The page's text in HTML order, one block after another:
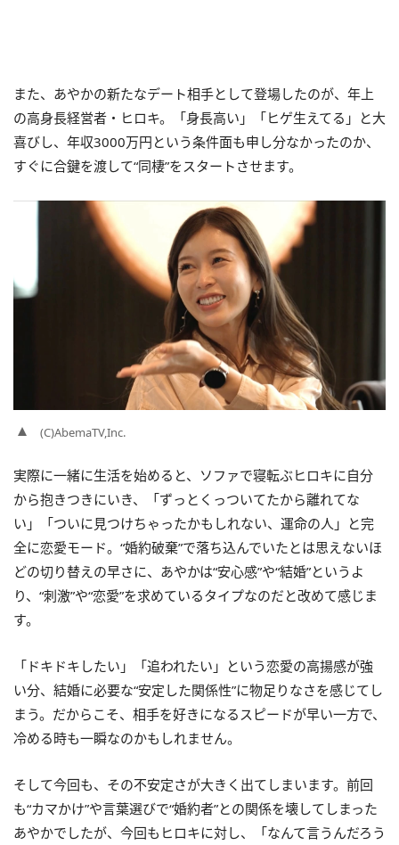
また、あやかの新たなデート相手として登場したのが、年上
の高身長経営者・ヒロキ。「身長高い」「ヒゲ生えてる」と大
喜びし、年収3000万円という条件面も申し分なかったのか、
すぐに合鍵を渡して“同棲”をスタートさせます。
(C)AbemaTV,Inc.
実際に一緒に生活を始めると、ソファで寝転ぶヒロキに自分
から抱きつきにいき、「ずっとくっついてたから離れてな
い」「ついに見つけちゃったかもしれない、運命の人」と完
全に恋愛モード。“婚約破棄”で落ち込んでいたとは思えないほ
どの切り替えの早さに、あやかは“安心感”や“結婚”というよ
り、“刺激”や“恋愛”を求めているタイプなのだと改めて感じま
す。
「ドキドキしたい」「追われたい」という恋愛の高揚感が強
い分、結婚に必要な“安定した関係性”に物足りなさを感じてし
まう。だからこそ、相手を好きになるスピードが早い一方で、
冷める時も一瞬なのかもしれません。
そして今回も、その不安定さが大きく出てしまいます。前回
も“カマかけ”や言葉選びで“婚約者”との関係を壊してしまった
あやかでしたが、今回もヒロキに対し、「なんて言うんだろう